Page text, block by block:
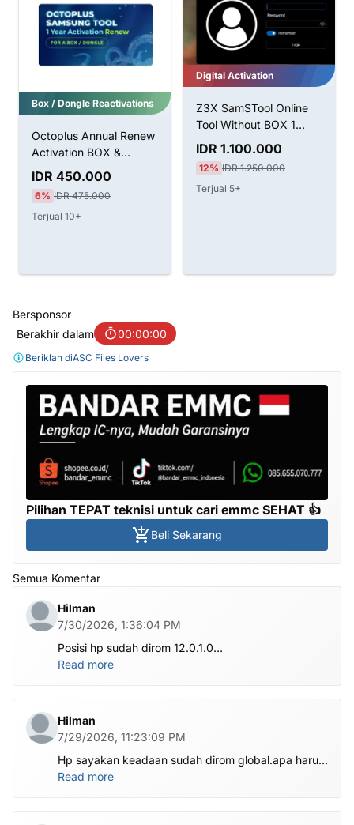
Box / Dongle Reactivations
Octoplus Annual Renew
Activation BOX &
Dongle
IDR 450.000
6% IDR 475.000
Terjual 10+
Digital Activation
Z3X SamSTool Online
Tool Without BOX 1
Tahun Aktivasi
IDR 1.100.000
12% IDR 1.250.000
Terjual 5+
Bersponsor
Berakhir dalam
00:00:00
Beriklan diASC Files Lovers
Pilihan TEPAT teknisi untuk cari emmc SEHAT 👍
Beli Sekarang
Semua Komentar
Hilman
7/30/2026, 1:36:04 PM
Posisi hp sudah dirom 12.0.1.0
.habis ubl apa perlu flash Rom lagi om.tolong om
Read more
Hilman
7/29/2026, 11:23:09 PM
Hp sayakan keadaan sudah dirom global.apa harus
ditest poin dlu bang
Read more